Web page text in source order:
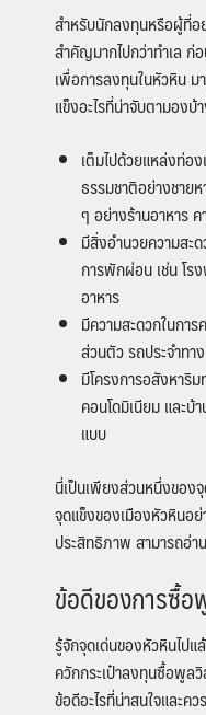
สำหรับนักลงทุนหรือผู้ที่อ
สำคัญมากไปกว่าทำเล ก่
เพื่อการลงทุนในหัวหิน ม
แข็งอะไรที่น่าจับตามองบ้
เต็มไปด้วยแหล่งท่อ
ธรรมชาติอย่างชาย
ๆ อย่างร้านอาหาร
มีสิ่งอำนวยความสะ
การพักผ่อน เช่น โร
อาหาร
มีความสะดวกในกา
ส่วนตัว รถประจำทา
มีโครงการอสังหาริ
คอนโดมิเนียม และบ้
แบบ
นี่เป็นเพียงส่วนหนึ่งของ
จุดแข็งของเมืองหัวหินอ
ประสิทธิภาพ สามารถอ่า
ข้อดีของการซื้อ
รู้จักจุดเด่นของหัวหินไปแ
ควักกระเป๋าลงทุนซื้อพูล
ข้อดีอะไรที่น่าสนใจและค